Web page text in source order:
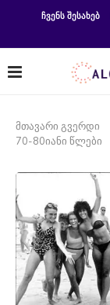
ᲩᲕᲔᲜᲡ ᲨᲔᲡᲐᲮᲔᲑ
მთავარი გვერდი
70-80იანი წლები